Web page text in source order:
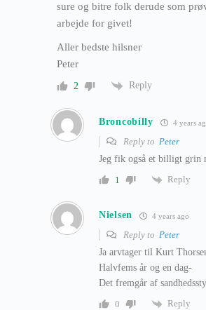
sure og bitre folk derude som
arbejde for givet!
Aller bedste hilsner
Peter
2 Reply
Broncobilly 4 years
Reply to Peter
Jeg fik også et billigt grin
1
Reply
Nielsen 4 years ago
Reply to Peter
Ja arvtager til Kurt
Halvfems år og en dag-
Det fremgår af
0
Reply